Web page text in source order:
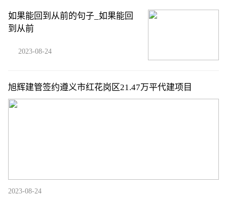
如果能回到从前的句子_如果能回
到从前
2023-08-24
旭辉建管签约遵义市红花岗区21.47万平代建项目
2023-08-24